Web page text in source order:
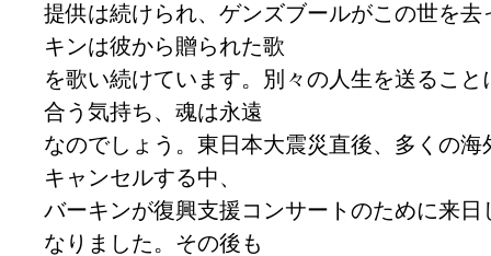
提供は続けられ、ゲンズブールがこの世を
キンは彼から贈られた歌
を歌い続けています。別々の人生を送るこ
合う気持ち、魂は永遠
なのでしょう。東日本大震災直後、多くの
キャンセルする中、
バーキンが復興支援コンサートのために来
なりました。その後も